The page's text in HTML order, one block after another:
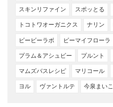
スキンリファイン スポッとる
トコトワオーガニクス ナリン
ビービーラボ ビーマイフローラ
プラム＆アシュビー プルント
マムズバスレシピ マリコール
ヨル ヴァントルテ 今泉まいこ